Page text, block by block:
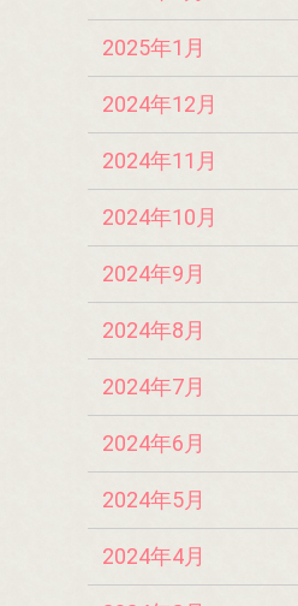
2025年1月
2024年12月
2024年11月
2024年10月
2024年9月
2024年8月
2024年7月
2024年6月
2024年5月
2024年4月